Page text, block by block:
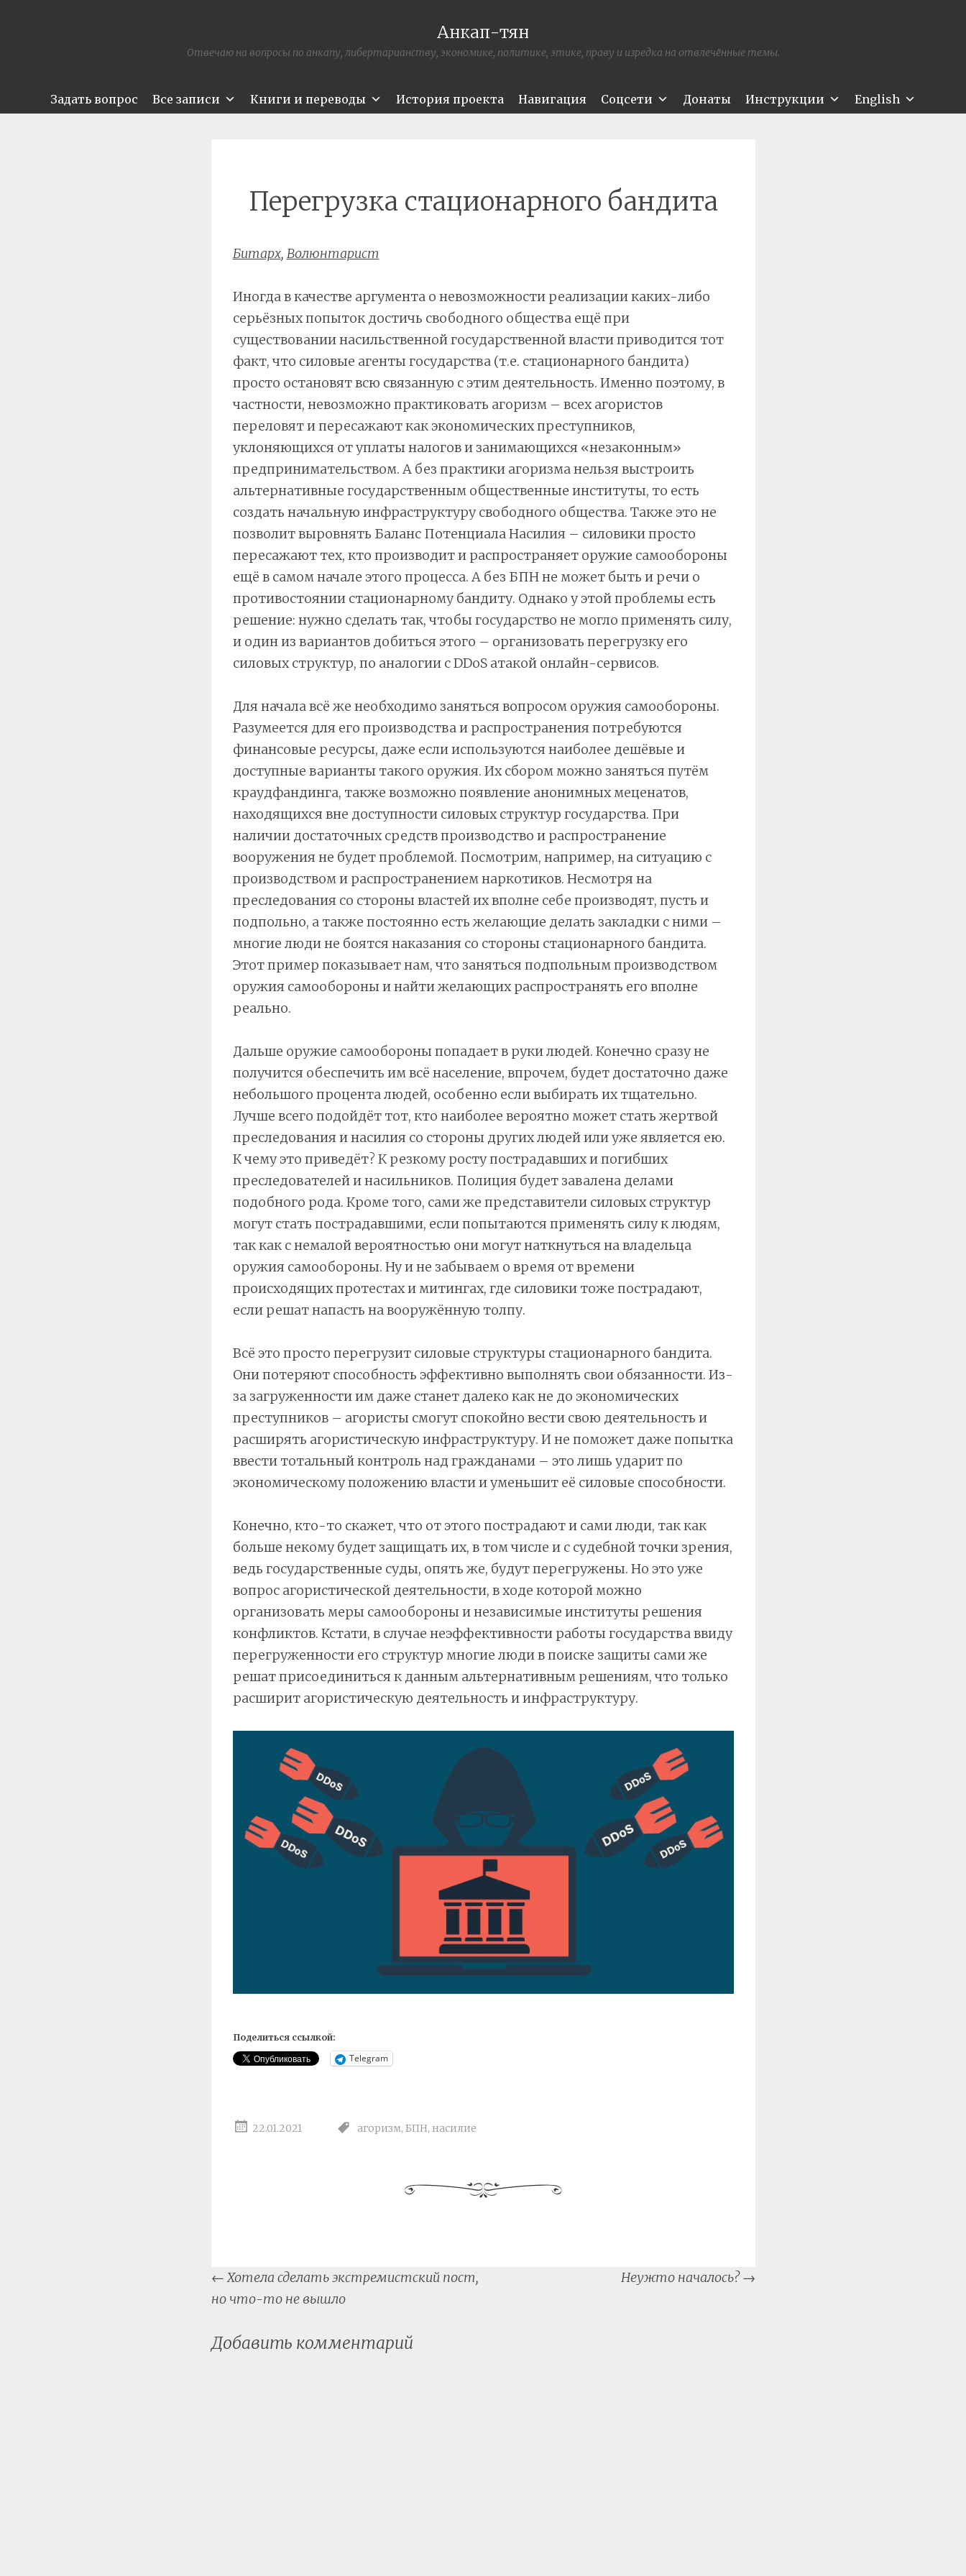
Анкап-тян
Отвечаю на вопросы по анкапу, либертарианству, экономике, политике, этике, праву и изредка на отвлечённые темы.
Задать вопрос Все записи Книги и переводы История проекта Навигация Соцсети Донаты Инструкции English
Перегрузка стационарного бандита
Битарх, Волюнтарист
Иногда в качестве аргумента о невозможности реализации каких-либо
серьёзных попыток достичь свободного общества ещё при
существовании насильственной государственной власти приводится тот
факт, что силовые агенты государства (т.е. стационарного бандита)
просто остановят всю связанную с этим деятельность. Именно поэтому, в
частности, невозможно практиковать агоризм – всех агористов
переловят и пересажают как экономических преступников,
уклоняющихся от уплаты налогов и занимающихся «незаконным»
предпринимательством. А без практики агоризма нельзя выстроить
альтернативные государственным общественные институты, то есть
создать начальную инфраструктуру свободного общества. Также это не
позволит выровнять Баланс Потенциала Насилия – силовики просто
пересажают тех, кто производит и распространяет оружие самообороны
ещё в самом начале этого процесса. А без БПН не может быть и речи о
противостоянии стационарному бандиту. Однако у этой проблемы есть
решение: нужно сделать так, чтобы государство не могло применять силу,
и один из вариантов добиться этого – организовать перегрузку его
силовых структур, по аналогии с DDoS атакой онлайн-сервисов.
Для начала всё же необходимо заняться вопросом оружия самообороны.
Разумеется для его производства и распространения потребуются
финансовые ресурсы, даже если используются наиболее дешёвые и
доступные варианты такого оружия. Их сбором можно заняться путём
краудфандинга, также возможно появление анонимных меценатов,
находящихся вне доступности силовых структур государства. При
наличии достаточных средств производство и распространение
вооружения не будет проблемой. Посмотрим, например, на ситуацию с
производством и распространением наркотиков. Несмотря на
преследования со стороны властей их вполне себе производят, пусть и
подпольно, а также постоянно есть желающие делать закладки с ними –
многие люди не боятся наказания со стороны стационарного бандита.
Этот пример показывает нам, что заняться подпольным производством
оружия самообороны и найти желающих распространять его вполне
реально.
Дальше оружие самообороны попадает в руки людей. Конечно сразу не
получится обеспечить им всё население, впрочем, будет достаточно даже
небольшого процента людей, особенно если выбирать их тщательно.
Лучше всего подойдёт тот, кто наиболее вероятно может стать жертвой
преследования и насилия со стороны других людей или уже является ею.
К чему это приведёт? К резкому росту пострадавших и погибших
преследователей и насильников. Полиция будет завалена делами
подобного рода. Кроме того, сами же представители силовых структур
могут стать пострадавшими, если попытаются применять силу к людям,
так как с немалой вероятностью они могут наткнуться на владельца
оружия самообороны. Ну и не забываем о время от времени
происходящих протестах и митингах, где силовики тоже пострадают,
если решат напасть на вооружённую толпу.
Всё это просто перегрузит силовые структуры стационарного бандита.
Они потеряют способность эффективно выполнять свои обязанности. Из-
за загруженности им даже станет далеко как не до экономических
преступников – агористы смогут спокойно вести свою деятельность и
расширять агористическую инфраструктуру. И не поможет даже попытка
ввести тотальный контроль над гражданами – это лишь ударит по
экономическому положению власти и уменьшит её силовые способности.
Конечно, кто-то скажет, что от этого пострадают и сами люди, так как
больше некому будет защищать их, в том числе и с судебной точки зрения,
ведь государственные суды, опять же, будут перегружены. Но это уже
вопрос агористической деятельности, в ходе которой можно
организовать меры самообороны и независимые институты решения
конфликтов. Кстати, в случае неэффективности работы государства ввиду
перегруженности его структур многие люди в поиске защиты сами же
решат присоединиться к данным альтернативным решениям, что только
расширит агористическую деятельность и инфраструктуру.
Поделиться ссылкой:
Telegram
22.01.2021 агоризм,БПН, насилие
Post
navigation
←Хотела сделать экстремистский пост,
но что-то не вышло
Неужто началось?→
Добавить комментарий